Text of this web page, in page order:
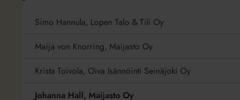
Simo Hannula, Lopen Talo & Tili Oy
Maija von Knorring, Maijasto Oy
Krista Toivola, Oiva Isännöinti Seinäjoki Oy
Johanna Hall, Maijasto Oy